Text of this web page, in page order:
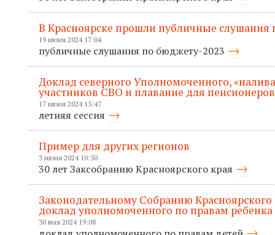
В Красноярске прошли публичные слушания
19 июня 2024 17:04
публичные слушания по бюджету-2023
Доклад северного Уполномоченного,
участников СВО и плавание для пенсионеров
17 июня 2024 15:47
летняя сессия
Пример для других регионов
3 июня 2024 10:50
30 лет Заксобранию Красноярского края
Законодательному Собранию
доклад уполномоченного по правам ребенка
30 мая 2024 19:08